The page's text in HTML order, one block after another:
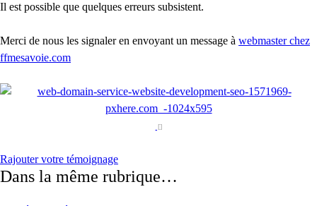
Il est possible que quelques erreurs subsistent.
Merci de nous les signaler en envoyant un message à webmasterchez
ffmesavoie.com
Rajouter votre témoignage
Dans la même rubrique…